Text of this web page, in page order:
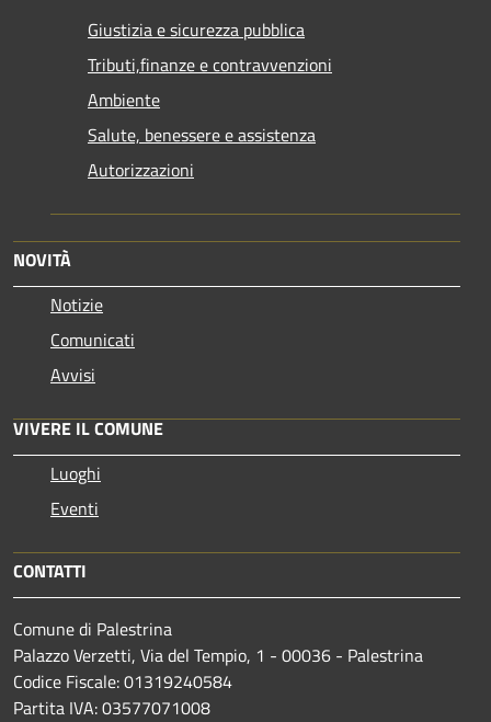
Giustizia e sicurezza pubblica
Tributi,finanze e contravvenzioni
Ambiente
Salute, benessere e assistenza
Autorizzazioni
NOVITÀ
Notizie
Comunicati
Avvisi
VIVERE IL COMUNE
Luoghi
Eventi
CONTATTI
Comune di Palestrina
Palazzo Verzetti, Via del Tempio, 1 - 00036 - Palestrina
Codice Fiscale: 01319240584
Partita IVA: 03577071008